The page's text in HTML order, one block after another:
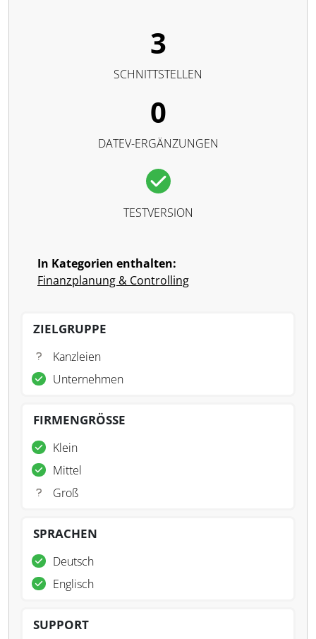
3
SCHNITTSTELLEN
0
DATEV-ERGÄNZUNGEN
TESTVERSION
In Kategorien enthalten:
Finanzplanung & Controlling
ZIELGRUPPE
Kanzleien
Unternehmen
FIRMENGRÖSSE
Klein
Mittel
Groß
SPRACHEN
Deutsch
Englisch
SUPPORT